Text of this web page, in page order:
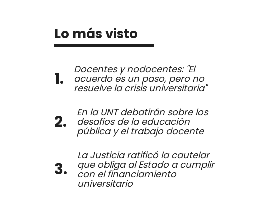
Lo más visto
Docentes y nodocentes: "El
acuerdo es un paso, pero no
resuelve la crisis universitaria"
En la UNT debatirán sobre los
desafíos de la educación
pública y el trabajo docente
La Justicia ratificó la cautelar
que obliga al Estado a cumplir
con el financiamiento
universitario